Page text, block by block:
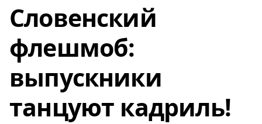
Словенский
флешмоб:
выпускники
танцуют кадриль!